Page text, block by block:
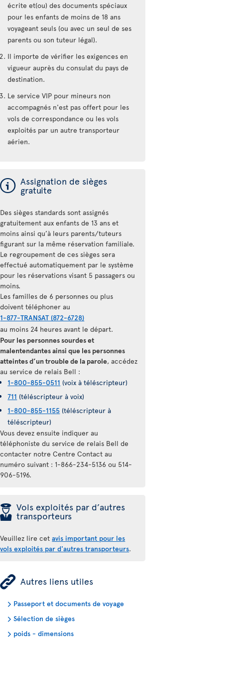
écrite et(ou) des documents spéciaux
pour les enfants de moins de 18 ans
voyageant seuls (ou avec un seul de ses
parents ou son tuteur légal).
Il importe de vérifier les exigences en
vigueur auprès du consulat du pays de
destination.
Le service VIP pour mineurs non
accompagnés n'est pas offert pour les
vols de correspondance ou les vols
exploités par un autre transporteur
aérien.
ý Assignation de sièges
gratuite
Des sièges standards sont assignés
gratuitement aux enfants de 13 ans et
moins ainsi qu’à leurs parents/tuteurs
figurant sur la même réservation familiale.
Le regroupement de ces sièges sera
effectué automatiquement par le système
pour les réservations visant 5 passagers ou
moins.
Les familles de 6 personnes ou plus
doivent téléphoner au
1-877-TRANSAT (872-6728)
au moins 24 heures avant le départ.
Pour les personnes sourdes et
malentendantes ainsi que les personnes
atteintes d’un trouble de la parole, accédez
au service de relais Bell :
1-800-855-0511 (voix à téléscripteur)
711 (téléscripteur à voix)
1-800-855-1155 (téléscripteur à
téléscripteur)
Vous devez ensuite indiquer au
téléphoniste du service de relais Bell de
contacter notre Centre Contact au
numéro suivant : 1-866-234-5136 ou 514-
906-5196.
þ Vols exploités par d’autres
transporteurs
Veuillez lire cetavis important pour les
vols exploités par d'autres transporteurs.
ÿ Autres liens utiles
Passeport et documents de voyage
Sélection de sièges
poids - dimensions